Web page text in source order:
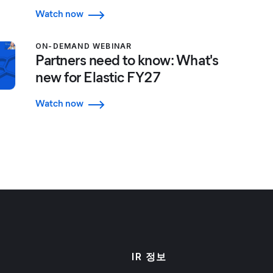
Watch now
ON-DEMAND WEBINAR
Partners need to know: What's
new for Elastic FY27
Watch now
IR 정보